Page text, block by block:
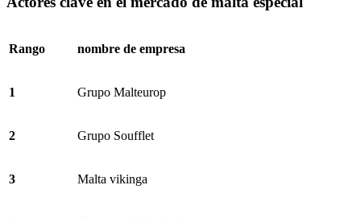
Rango nombre de empresa
1 Grupo Malteurop
2 Grupo Soufflet
3 Malta vikinga